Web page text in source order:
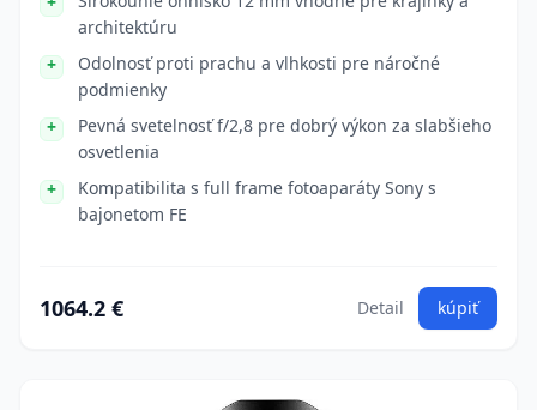
architektúru
Odolnosť proti prachu a vlhkosti pre náročné
podmienky
Pevná svetelnosť f/2,8 pre dobrý výkon za slabšieho
osvetlenia
Kompatibilita s full frame fotoaparáty Sony s
bajonetom FE
1064.2 € Detail kúpiť